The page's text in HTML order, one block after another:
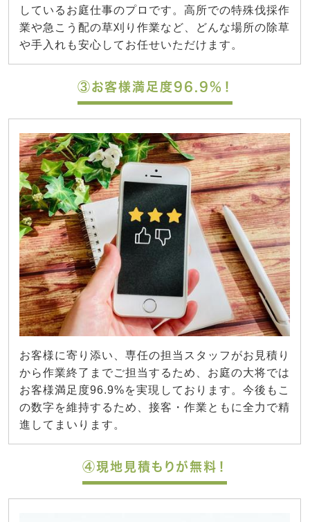
しているお庭仕事のプロです。高所での特殊伐採作
業や急こう配の草刈り作業など、どんな場所の除草
や手入れも安心してお任せいただけます。
③お客様満足度96.9%！
お客様に寄り添い、専任の担当スタッフがお見積り
から作業終了までご担当するため、お庭の大将では
お客様満足度96.9%を実現しております。今後もこ
の数字を維持するため、接客・作業ともに全力で精
進してまいります。
④現地見積もりが無料！